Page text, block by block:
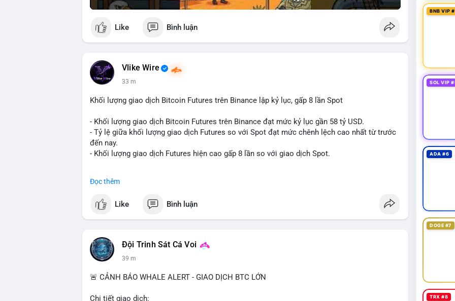
Like Bình luận
Vlike Wire
33 m
Khối lượng giao dịch Bitcoin Futures trên Binance lập kỷ lục, gấp 8 lần Spot
- Khối lượng giao dịch Bitcoin Futures trên Binance đạt mức kỷ lục gần 58 tỷ USD.
- Tỷ lệ giữa khối lượng giao dịch Futures so với Spot đạt mức chênh lệch cao nhất từ trước
đến nay.
- Khối lượng giao dịch Futures hiện cao gấp 8 lần so với giao dịch Spot.
#vlikevn #titanbot
📰 Nguồn: Cointelegraph
Đọc thêm
Like Bình luận
Đội Trinh Sát Cá Voi
39 m
🚨 CẢNH BÁO WHALE ALERT - GIAO DỊCH BTC LỚN
Chi tiết giao dịch:
BNB VIP
SOL VIP
ADA #6
DOGE #7
TRX #8